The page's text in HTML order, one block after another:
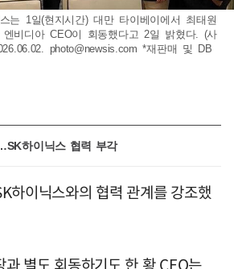
는 1일(현지시간) 대만 타이베이에서 최태원
비디아 CEO이 회동했다고 2일 밝혔다. (사
photo@newsis.com *재판매 및 DB
하이닉스 협력 부각
하이닉스와의 협력 관계를 강조했
별도 회동하기도 한 황 CEO는